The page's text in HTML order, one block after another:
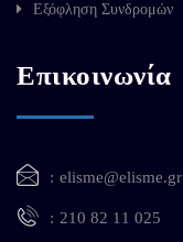
Εξόφληση Συνδρομών
Επικοινωνία
elisme@elisme.gr
210 82 11 025